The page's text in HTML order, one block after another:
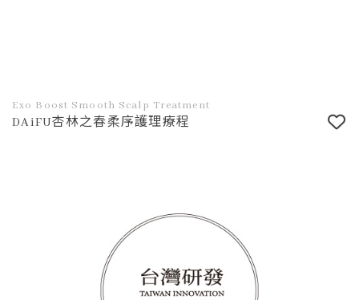
DAiFU杏林之春柔序護理療程
Exo Boost Smooth Scalp Treatment